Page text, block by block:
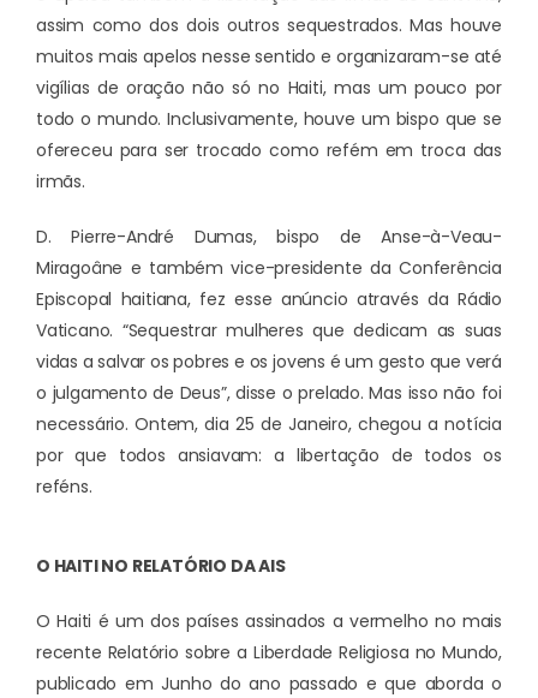
assim como dos dois outros sequestrados. Mas houve
muitos mais apelos nesse sentido e organizaram-se até
vigílias de oração não só no Haiti, mas um pouco por
todo o mundo. Inclusivamente, houve um bispo que se
ofereceu para ser trocado como refém em troca das
irmãs.
D. Pierre-André Dumas, bispo de Anse-à-Veau-
Miragoâne e também vice-presidente da Conferência
Episcopal haitiana, fez esse anúncio através da Rádio
Vaticano. “Sequestrar mulheres que dedicam as suas
vidas a salvar os pobres e os jovens é um gesto que verá
o julgamento de Deus”, disse o prelado. Mas isso não foi
necessário. Ontem, dia 25 de Janeiro, chegou a notícia
por que todos ansiavam: a libertação de todos os
reféns.
O HAITI NO RELATÓRIO DA AIS
O Haiti é um dos países assinados a vermelho no mais
recente Relatório sobre a Liberdade Religiosa no Mundo,
publicado em Junho do ano passado e que aborda o